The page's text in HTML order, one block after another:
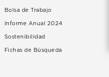
Bolsa de Trabajo
Informe Anual 2024
Sostenibilidad
Fichas de Búsqueda